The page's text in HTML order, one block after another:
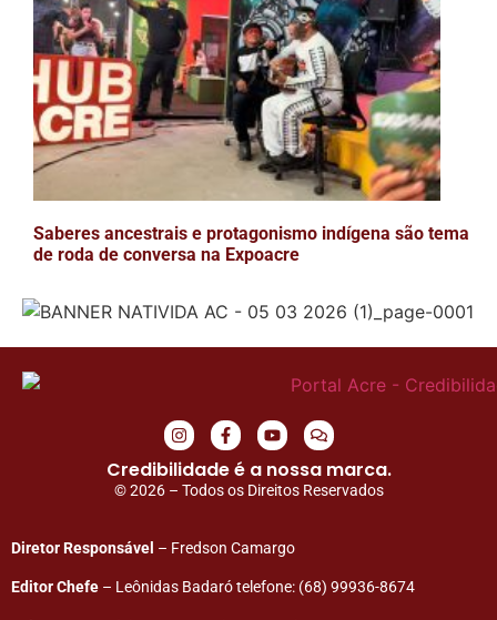
Saberes ancestrais e protagonismo indígena são tema
de roda de conversa na Expoacre
Credibilidade é a nossa marca.
© 2026 – Todos os Direitos Reservados
Diretor Responsável – Fredson Camargo
Editor Chefe – Leônidas Badaró telefone: (68) 99936-8674